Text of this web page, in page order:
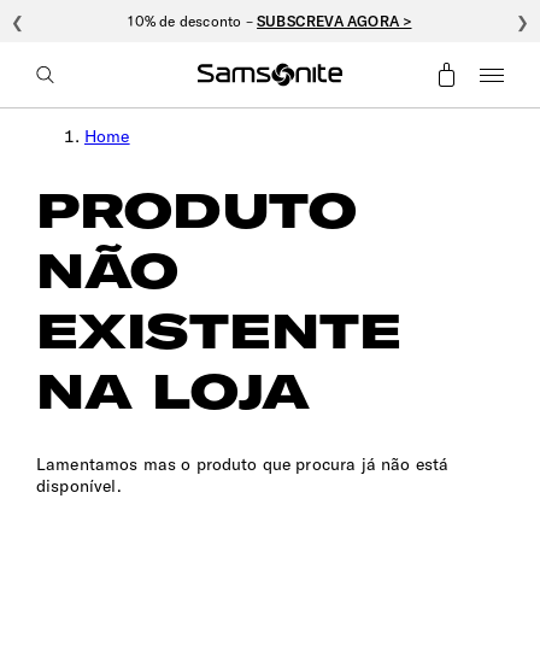
10% de desconto –SUBSCREVA AGORA >
❮ ❯
Home
PRODUTO
NÃO
EXISTENTE
NA LOJA
Lamentamos mas o produto que procura já não está
disponível.